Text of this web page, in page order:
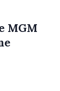
MGM